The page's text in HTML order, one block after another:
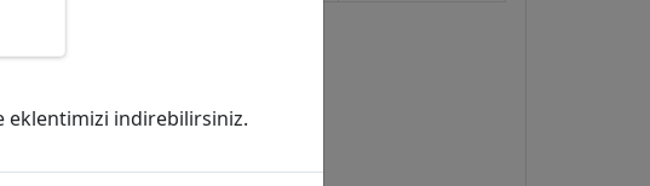
eklentimizi indirebilirsiniz.